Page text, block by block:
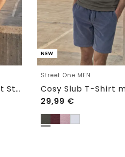
Cosy Slub T-Shirt mit Struktur
NEW
Street One MEN
29,99 €